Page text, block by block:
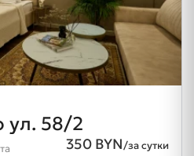
ул. 58/2
350 BYN/за сутки